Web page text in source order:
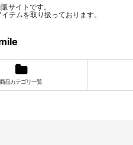
サイトです。
テムを取り扱っております。
商品カテゴリ一覧